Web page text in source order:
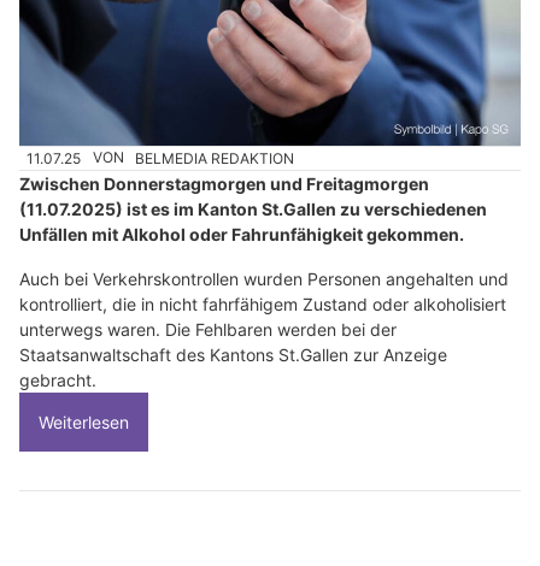
11.07.25 VON BELMEDIA REDAKTION
Zwischen Donnerstagmorgen und Freitagmorgen
(11.07.2025) ist es im Kanton St.Gallen zu verschiedenen
Unfällen mit Alkohol oder Fahrunfähigkeit gekommen.
Auch bei Verkehrskontrollen wurden Personen angehalten und
kontrolliert, die in nicht fahrfähigem Zustand oder alkoholisiert
unterwegs waren. Die Fehlbaren werden bei der
Staatsanwaltschaft des Kantons St.Gallen zur Anzeige
gebracht.
Weiterlesen